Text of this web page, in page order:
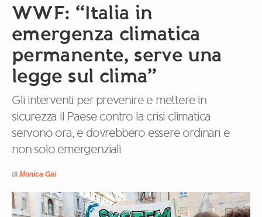
WWF: “Italia in
emergenza climatica
permanente, serve una
legge sul clima”
Gli interventi per prevenire e mettere in
sicurezza il Paese contro la crisi climatica
servono ora, e dovrebbero essere ordinari e
non solo emergenziali
di Monica Gai